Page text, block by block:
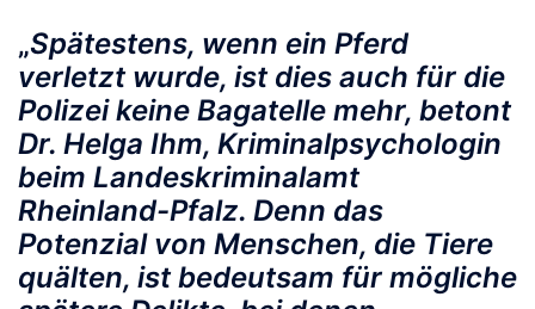
„Spätestens, wenn ein Pferd
verletzt wurde, ist dies auch für die
Polizei keine Bagatelle mehr, betont
Dr. Helga Ihm, Kriminalpsychologin
beim Landeskriminalamt
Rheinland-Pfalz. Denn das
Potenzial von Menschen, die Tiere
quälten, ist bedeutsam für mögliche